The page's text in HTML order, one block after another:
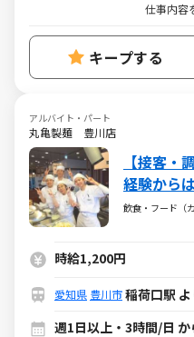
仕事内容
キープする
アルバイト・パート
丸亀製麺 豊川店
【接客・
経験から
中！時給
飲食・フード（
時給1,200円
愛知県 豊川市稲荷口駅
週1日以上・3時間/日 か